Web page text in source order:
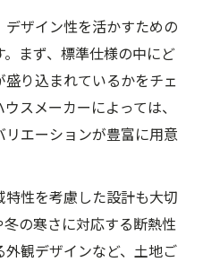
ザイン性を活かすための
まず、標準仕様の中にど
り込まれているかをチェ
スメーカーによっては、
エーションが豊富に用意
性を考慮した設計も大切
の寒さに対応する断熱性
観デザインなど、土地ご